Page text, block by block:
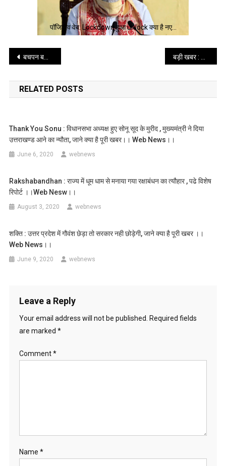
पॉजिटीव वेब: Lockdown हुआ unlock क्या है नए…
Post
navigation
बचपन बचाओ : जिला टास्क फोर्स ने अस्पताल की कैंटीन से किया तीन बच्चों को रेस्क्यू , जाने क्या है पूरी खबर ।।web news।।
RELATED POSTS
Thank You Sonu : विधानसभा अध्यक्ष हुए सोनू सूद के मुरीद , मुख्यमंत्री ने दिया
उत्तराखण्ड आने का न्यौता, जाने क्या है पूरी खबर।। Web News।।
June 6, 2020 webnews
Rakshabandhan : राज्य में धूम धाम से मनाया गया रक्षाबंधन का त्यौहार , पढे विशेष
रिपोर्ट ।।web Nesw।।
August 3, 2020 webnews
शक्ति : उत्तर प्रदेश में गौवंश छेड़ा तो सरकार नही छोड़ेगी, जाने क्या है पूरी खबर ।।
Web News।।
June 9, 2020 webnews
Leave a Reply
Your email address will not be published.
Required fields
are marked *
Comment*
Name *